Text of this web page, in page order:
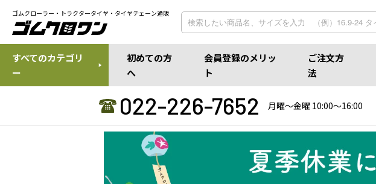
ゴムクローラー・トラクタータイヤ・タイヤチェーン通販
すべてのカテゴリ
ー
初めての方
へ
会員登録のメリッ
ト
ご注文方
法
022-226-7652 月曜〜金曜 10:00〜16:00